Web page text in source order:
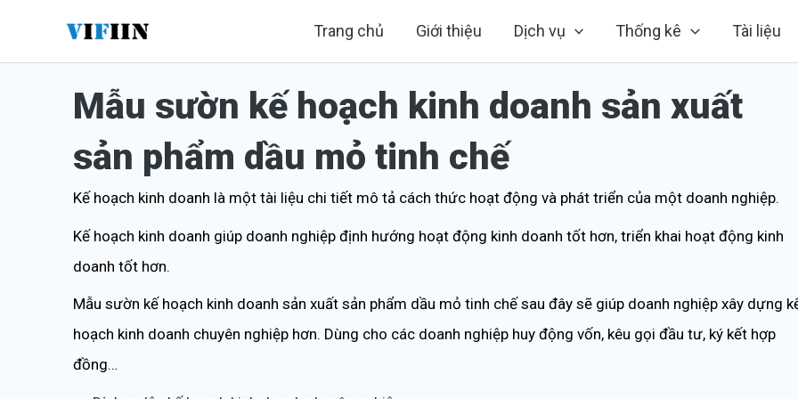
Trang chủ Giới thiệu Dịch vụ Thống kê Tài liệu
Mẫu sườn kế hoạch kinh doanh sản xuất
sản phẩm dầu mỏ tinh chế
Kế hoạch kinh doanh là một tài liệu chi tiết mô tả cách thức hoạt động và phát triển của một doanh nghiệp.
Kế hoạch kinh doanh giúp doanh nghiệp định hướng hoạt động kinh doanh tốt hơn, triển khai hoạt động kinh
doanh tốt hơn.
Mẫu sườn kế hoạch kinh doanh sản xuất sản phẩm dầu mỏ tinh chế sau đây sẽ giúp doanh nghiệp xây dựng
hoạch kinh doanh chuyên nghiệp hơn. Dùng cho các doanh nghiệp huy động vốn, kêu gọi đầu tư, ký kết hợp
đồng…